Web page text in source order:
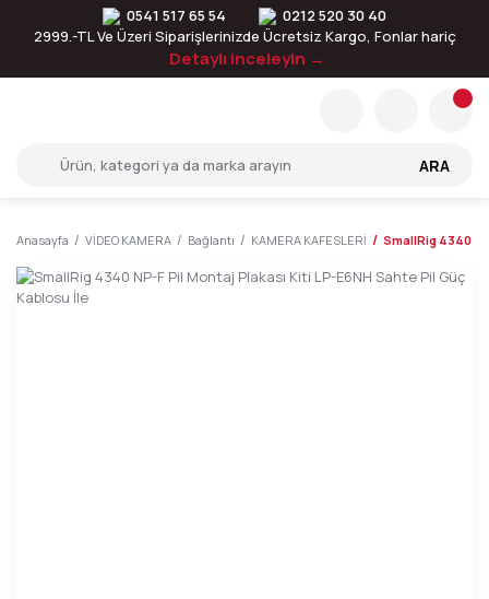
0541 517 65 54
0212 520 30 40
2999.-TL Ve Üzeri Siparişlerinizde Ücretsiz Kargo, Fonlar hariç
Detaylı inceleyin →
ARA
Anasayfa VİDEO KAMERA Bağlantı KAMERA KAFESLERİ SmallRig 4340